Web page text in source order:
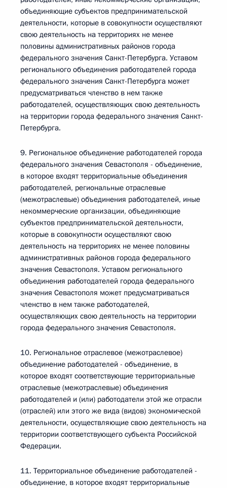
объединяющие субъектов предпринимательской
деятельности, которые в совокупности осуществляют
свою деятельность на территориях не менее
половины административных районов города
федерального значения Санкт-Петербурга. Уставом
регионального объединения работодателей города
федерального значения Санкт-Петербурга может
предусматриваться членство в нем также
работодателей, осуществляющих свою деятельность
на территории города федерального значения Санкт-
Петербурга.
9. Региональное объединение работодателей города
федерального значения Севастополя - объединение,
в которое входят территориальные объединения
работодателей, региональные отраслевые
(межотраслевые) объединения работодателей, иные
некоммерческие организации, объединяющие
субъектов предпринимательской деятельности,
которые в совокупности осуществляют свою
деятельность на территориях не менее половины
административных районов города федерального
значения Севастополя. Уставом регионального
объединения работодателей города федерального
значения Севастополя может предусматриваться
членство в нем также работодателей,
осуществляющих свою деятельность на территории
города федерального значения Севастополя.
10. Региональное отраслевое (межотраслевое)
объединение работодателей - объединение, в
которое входят соответствующие территориальные
отраслевые (межотраслевые) объединения
работодателей и (или) работодатели этой же отрасли
(отраслей) или этого же вида (видов) экономической
деятельности, осуществляющие свою деятельность на
территории соответствующего субъекта Российской
Федерации.
11. Территориальное объединение работодателей -
объединение, в которое входят территориальные